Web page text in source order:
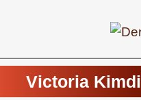
Victoria